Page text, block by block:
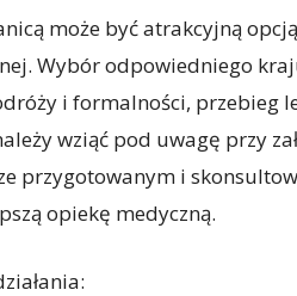
może być atrakcyjną
Wybór odpowiedniego
i formalności, przebieg
wziąć pod uwagę przy
przygotowanym i
opiekę medyczną.